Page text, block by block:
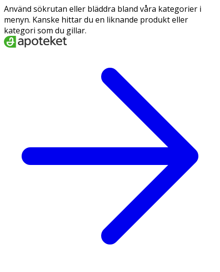
Använd sökrutan eller bläddra bland våra kategorier i
menyn. Kanske hittar du en liknande produkt eller
kategori som du gillar.